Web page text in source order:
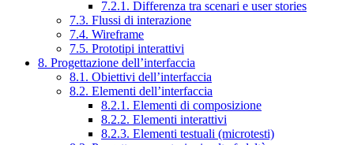
7.2.1. Differenza tra scenari e user stories
7.3. Flussi di interazione
7.4. Wireframe
7.5. Prototipi interattivi
8. Progettazione dell’interfaccia
8.1. Obiettivi dell’interfaccia
8.2. Elementi dell’interfaccia
8.2.1. Elementi di composizione
8.2.2. Elementi interattivi
8.2.3. Elementi testuali (microtesti)